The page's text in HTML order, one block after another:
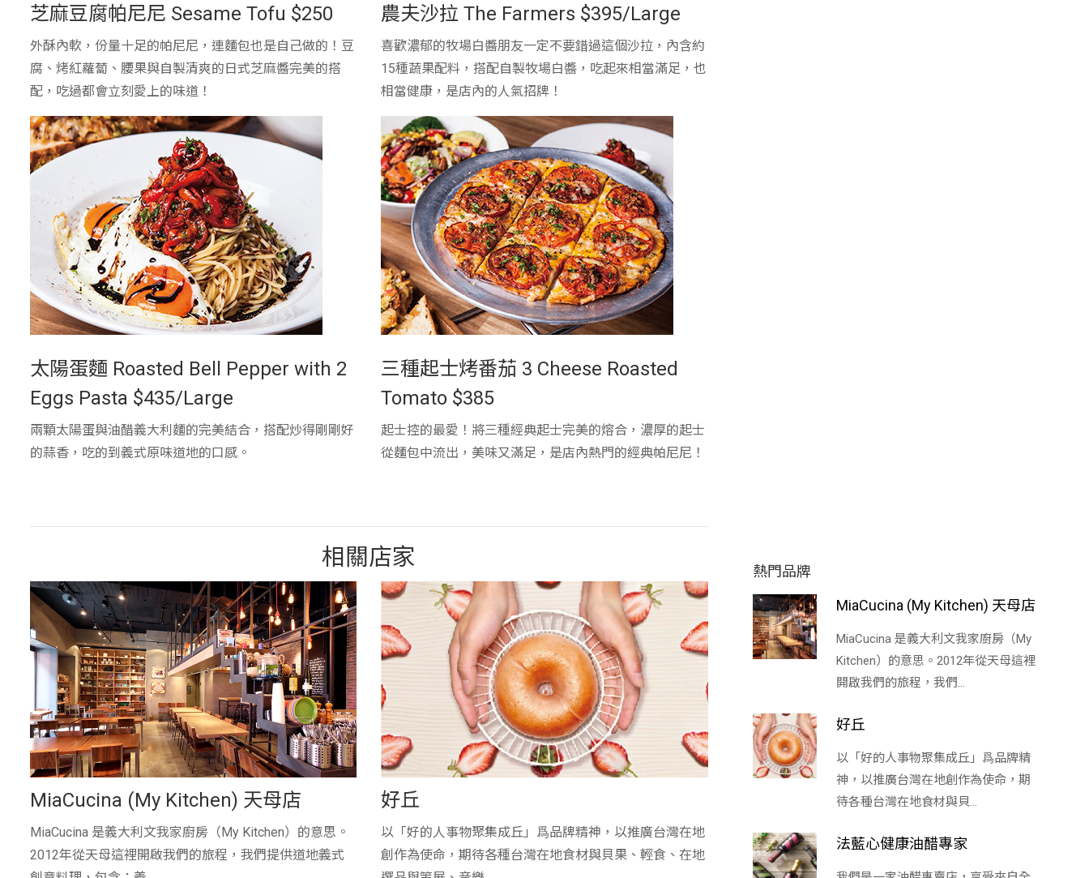
芝麻豆腐帕尼尼 Sesame Tofu $250
外酥內軟，份量十足的帕尼尼，連麵包也是自己做的！豆
腐、烤紅蘿蔔、腰果與自製清爽的日式芝麻醬完美的搭
配，吃過都會立刻愛上的味道！
農夫沙拉 The Farmers $395/Large
喜歡濃郁的牧場白醬朋友一定不要錯過這個沙拉，內含約
15種蔬果配料，搭配自製牧場白醬，吃起來相當滿足，也
相當健康，是店內的人氣招牌！
太陽蛋麵 Roasted Bell Pepper with 2
Eggs Pasta $435/Large
兩顆太陽蛋與油醋義大利麵的完美結合，搭配炒得剛剛好
的蒜香，吃的到義式原味道地的口感。
三種起士烤番茄 3 Cheese Roasted
Tomato $385
起士控的最愛！將三種經典起士完美的熔合，濃厚的起士
從麵包中流出，美味又滿足，是店內熱門的經典帕尼尼！
相關店家
MiaCucina (My Kitchen) 天母店
MiaCucina 是義大利文我家廚房（My Kitchen）的意思。
2012年從天母這裡開啟我們的旅程，我們提供道地義式
好丘
以「好的人事物聚集成丘」爲品牌精神，以推廣台灣在地
創作為使命，期待各種台灣在地食材與貝果、輕食、在地
熱門品牌
MiaCucina (My Kitchen) 天母店
MiaCucina 是義大利文我家廚房（My
Kitchen）的意思。2012年從天母這裡
開啟我們的旅程，我們...
好丘
以「好的人事物聚集成丘」爲品牌精
神，以推廣台灣在地創作為使命，期
待各種台灣在地食材與貝...
法藍心健康油醋專家